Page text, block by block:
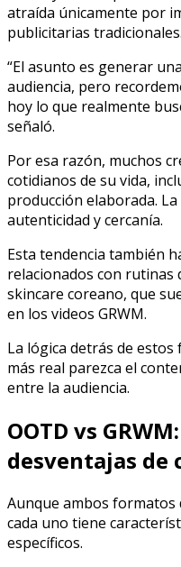
atraída únicamente por
publicitarias tradicionales.
“El asunto es generar
audiencia, pero
hoy lo que realmente
señaló.
Por esa razón, muchos
cotidianos de su vida,
producción elaborada.
autenticidad y cercanía.
Esta tendencia también
relacionados con rutinas
skincare coreano, que
en los videos GRWM.
La lógica detrás de
más real parezca el
entre la audiencia.
OOTD vs
desventajas de
Aunque ambos formatos
cada uno tiene
específicos.